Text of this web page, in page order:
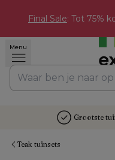
Final Sale: Tot 75%
Menu
Grootste
Teak tuinsets